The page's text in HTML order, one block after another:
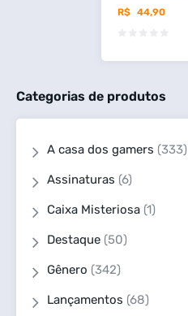
R$ 44,90
Categorias de produtos
A casa dos gamers (333)
Assinaturas (6)
Caixa Misteriosa (1)
Destaque (50)
Gênero (342)
Lançamentos (68)